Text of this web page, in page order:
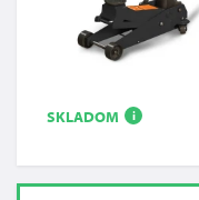
SKLADOM i